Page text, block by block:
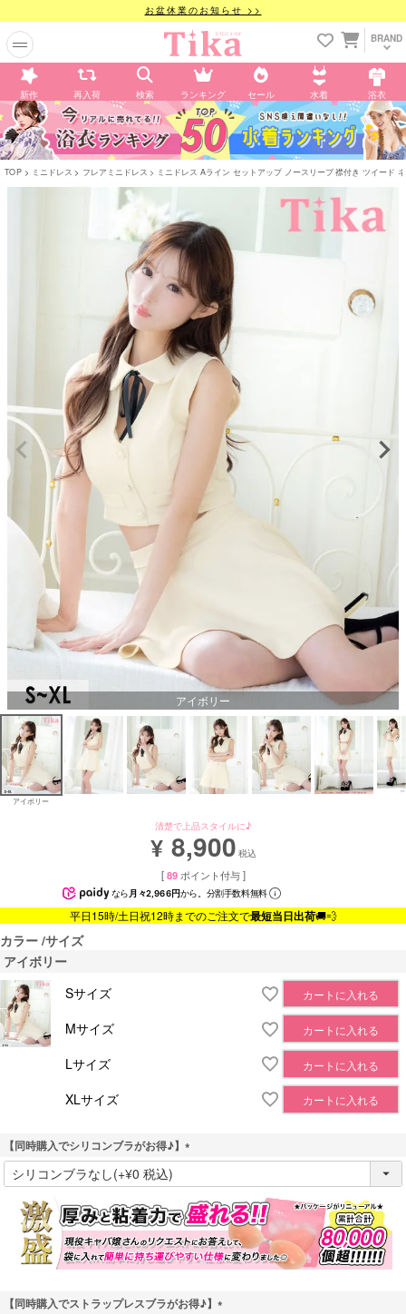
お盆休業のお知らせ >>
BRAND
新作 再入荷 検索 ランキング セール 水着 浴衣
TOP ミニドレス フレアミニドレス ミニドレス Aライン セットアップ ノースリーブ 襟付き ツイード
アイボリー
アイボリー
清楚で上品スタイルに♪
¥ 8,900 税込
[ 89 ポイント付与 ]
なら月々2,966円から。分割手数料無料
平日15時/土日祝12時までのご注文で最短当日出荷🚚💨
カラー サイズ
アイボリー
Sサイズ
カートに入れる
Mサイズ カートに入れる
Lサイズ カートに入れる
XLサイズ カートに入れる
【同時購入でシリコンブラがお得♪】
(
必
須
)
【同時購入でストラップレスブラがお得♪】